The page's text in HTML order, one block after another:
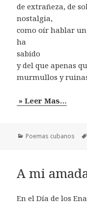
de extrañeza, de
nostalgia,
como oír hablar
ha
sabido
y del que apenas
murmullos y
» Leer Mas…
Categorías
Poemas cubanos
A mi
En el Día de los